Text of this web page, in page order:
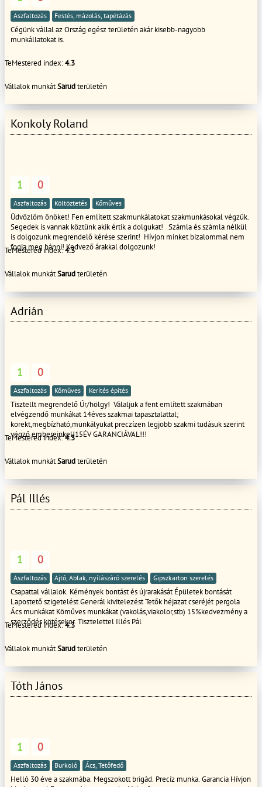
3000 - 23500 Ft/fm **Az árlista nem minősül ajánlat tételnek!! **Az árlista
az 27%-os Áfát nem tartalmazza! **A végső ár függ a megrendelések
mennyiségétől!! **Az árlista anyagdíjat, segédanyagdíjat, zsaluanyag díjat
nem tartalmaz! **Az árlista az esetleges parkoló díjakat nem tartalmazza!!
fenntartva! **A szolgáltatáshoz kapcsolódó árajánlat készítés esetenként,
munkadíjából jóváírásra kerül!
Aszfaltozás Festés, mázolás, tapétázás
Cégünk vállal az Ország egész területén akár kisebb-nagyobb
munkállatokat is.
TeMestered index:4.3
Vállalok munkátSarudterületén
Konkoly Roland
1 0
Aszfaltozás Költöztetés Kőműves
Üdvözlöm önöket! Fen említett szakmunkálatokat szakmunkásokal végzük.
Segedek is vannak köztünk akik értik a dolgukat! Számla és számla nélkül
is dolgozunk megrendelő kérése szerint! Hívjon minket bizalommal nem
fogja meg bánni! Kedvező árakkal dolgozunk!
TeMestered index:4.3
Vállalok munkátSarudterületén
Adrián
1 0
Aszfaltozás Kőműves Kerítés építés
Tisztellt megrendelő Úr/hölgy! Válaljuk a fent említett szakmában
elvégzendő munkákat 14éves szakmai tapasztalattal;
korekt,megbízható,munkályukat preczízen legjobb szakmi tudásuk szerint
végző embereinkel!15ÉV GARANCIÁVAL!!!
TeMestered index:4.3
Vállalok munkátSarudterületén
Pál Illés
1 0
Aszfaltozás Ajtó, Ablak, nyílászáró szerelés Gipszkarton szerelés
Csapattal vállalok. Kémények bontást és újrarakását Épületek bontását
Lapostető szigetelést Generál kivitelezést Tetők héjazat cseréjét pergola
Ács munkákat Köműves munkákat (vakolás,viakolor,stb) 15%kedvezmény a
szerződés kötésekor. Tisztelettel Illés Pál
TeMestered index:4.3
Vállalok munkátSarudterületén
Tóth János
1 0
Aszfaltozás Burkoló Ács, Tetőfedő
Helló 30 éve a szakmába. Megszokott brigád. Precíz munka. Garancia Hívjon